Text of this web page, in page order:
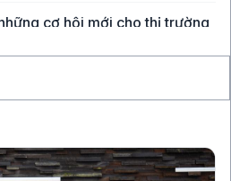
cơ hội mới cho thị trường